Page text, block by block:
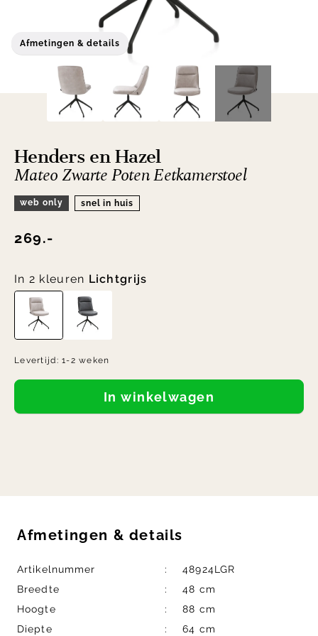
Afmetingen & details
Henders en Hazel
Mateo Zwarte Poten Eetkamerstoel
web only snel in huis
269.-
In 2 kleuren Lichtgrijs
Levertijd:1-2 weken
In winkelwagen
Afmetingen & details
Artikelnummer
48924LGR
Breedte
48 cm
Hoogte
88 cm
Diepte
64 cm